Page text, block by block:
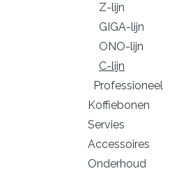
Z-lijn
GIGA-lijn
ONO-lijn
C-lijn
Professioneel
Koffiebonen
Servies
Accessoires
Onderhoud